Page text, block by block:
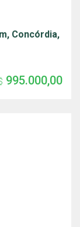
Concórdia,
995.000,00